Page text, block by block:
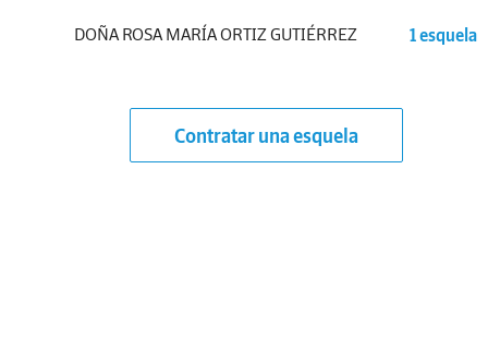
DOÑA ROSA MARÍA ORTIZ GUTIÉRREZ 1 esquela
Contratar una esquela